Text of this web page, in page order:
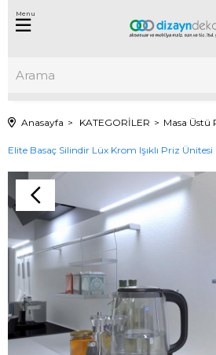
Menu
Anasayfa KATEGORİLER Masa Üstü
Elite Basaç Silindir Lüx Krom Işıklı Priz Ünitesi